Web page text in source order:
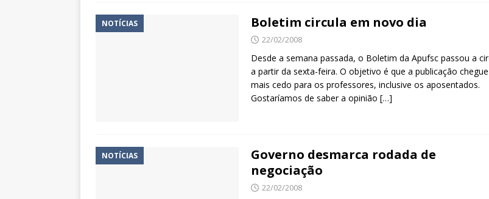
NOTÍCIAS Boletim circula em novo dia
22/02/2008
Desde a semana passada, o Boletim da Apufsc passou a
a partir da sexta-feira. O objetivo é que a publicação chegue
mais cedo para os professores, inclusive os aposentados.
Gostaríamos de saber a opinião […]
NOTÍCIAS
Governo desmarca rodada de
negociação
22/02/2008